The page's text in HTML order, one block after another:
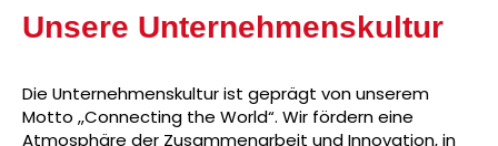
Unsere Unternehmenskultur
Die Unternehmenskultur ist geprägt von unserem
Motto „Connecting the World“. Wir fördern eine
Atmosphäre der Zusammenarbeit und Innovation, in